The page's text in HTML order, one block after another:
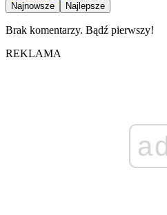
Najnowsze Najlepsze
Brak komentarzy. Bądź pierwszy!
REKLAMA